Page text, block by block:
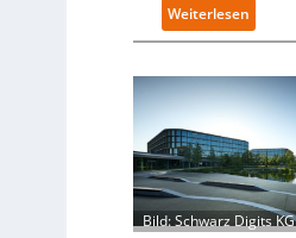
Weiterlesen:
R
t
r
o
f
i
t
-
D
Bild: Schwarz Digits KG